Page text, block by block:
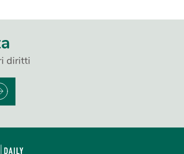
diritti